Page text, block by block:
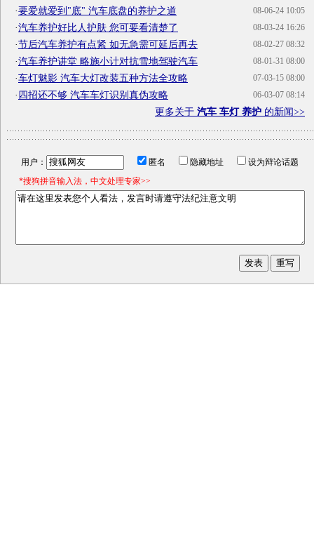
08-06-24 10:05
·要爱就爱到"底" 汽车底盘的养护之道
08-03-24 16:26
·汽车养护好比人护肤 您可要看清楚了
08-02-27 08:32
·节后汽车养护有点紧 如无急需可延后再去
08-01-31 08:00
·汽车养护讲堂 略施小计对抗雪地驾驶汽车
07-03-15 08:00
·车灯魅影 汽车大灯改装五种方法全攻略
06-03-07 08:14
·四招还不够 汽车车灯识别真伪攻略
更多关于 汽车 车灯 养护 的新闻>>
用户： 匿名 隐藏地址
设为辩论话题
*搜狗拼音输入法，中文处理专家>>